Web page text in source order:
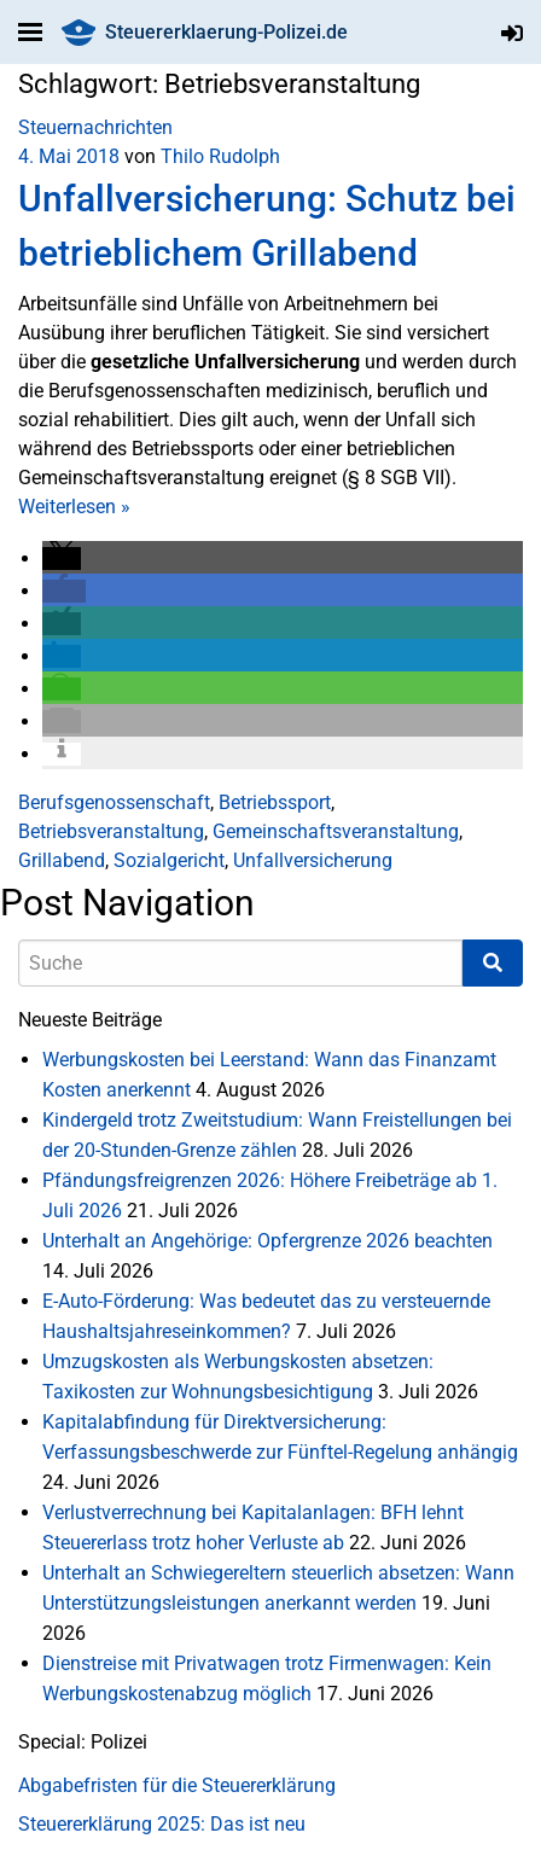
Steuererklaerung-Polizei.de
Schlagwort: Betriebsveranstaltung
Steuernachrichten
4. Mai 2018 von Thilo Rudolph
Unfallversicherung: Schutz bei
betrieblichem Grillabend
Arbeitsunfälle sind Unfälle von Arbeitnehmern bei
Ausübung ihrer beruflichen Tätigkeit. Sie sind versichert
über die gesetzliche Unfallversicherung und werden durch
die Berufsgenossenschaften medizinisch, beruflich und
sozial rehabilitiert. Dies gilt auch, wenn der Unfall sich
während des Betriebssports oder einer betrieblichen
Gemeinschaftsveranstaltung ereignet (§ 8 SGB VII).
Weiterlesen »
Berufsgenossenschaft, Betriebssport,
Betriebsveranstaltung, Gemeinschaftsveranstaltung,
Grillabend, Sozialgericht, Unfallversicherung
Post Navigation
Neueste Beiträge
Werbungskosten bei Leerstand: Wann das Finanzamt
Kosten anerkennt 4. August 2026
Kindergeld trotz Zweitstudium: Wann Freistellungen bei
der 20-Stunden-Grenze zählen 28. Juli 2026
Pfändungsfreigrenzen 2026: Höhere Freibeträge ab 1.
Juli 2026 21. Juli 2026
Unterhalt an Angehörige: Opfergrenze 2026 beachten
14. Juli 2026
E-Auto-Förderung: Was bedeutet das zu versteuernde
Haushaltsjahreseinkommen? 7. Juli 2026
Umzugskosten als Werbungskosten absetzen:
Taxikosten zur Wohnungsbesichtigung 3. Juli 2026
Kapitalabfindung für Direktversicherung:
Verfassungsbeschwerde zur Fünftel-Regelung anhängig
24. Juni 2026
Verlustverrechnung bei Kapitalanlagen: BFH lehnt
Steuererlass trotz hoher Verluste ab 22. Juni 2026
Unterhalt an Schwiegereltern steuerlich absetzen: Wann
Unterstützungsleistungen anerkannt werden 19. Juni
2026
Dienstreise mit Privatwagen trotz Firmenwagen: Kein
Werbungskostenabzug möglich 17. Juni 2026
Special: Polizei
Abgabefristen für die Steuererklärung
Steuererklärung 2025: Das ist neu